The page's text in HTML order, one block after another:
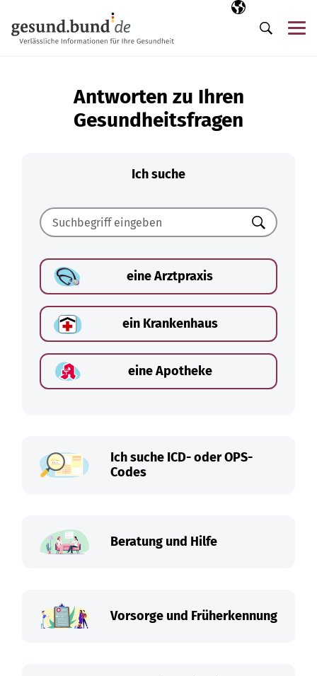
Ausgewählte
DE
Suche
Antworten zu Ihren
Gesundheitsfragen
Ich suche
Suchen
eine Arztpraxis
ein Krankenhaus
eine Apotheke
Ich suche ICD- oder OPS-
Codes
Beratung und Hilfe
Vorsorge und Früherkennung